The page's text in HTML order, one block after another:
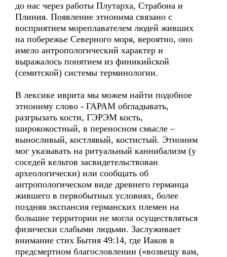
до нас через работы Плутарха, Страбона и
Плиния. Появление этнонима связано с
восприятием мореплавателем людей живших
на побережье Северного моря, вероятно, оно
имело антропологический характер и
выражалось понятием из финикийской
(семитской) системы терминологии.
В лексике иврита мы можем найти подобное
этнониму слово - ГАРАМ обгладывать,
разгрызать кости, ГЭРЭМ кость,
ширококостный, в переносном смысле –
выносливый, костлявый, костистый. Этноним
мог указывать на ритуальный каннибализм (у
соседей кельтов засвидетельствован
археологически) или сообщать об
антропологическом виде древнего германца
жившего в первобытных условиях, более
поздняя экспансия германских племен на
большие территории не могла осуществляться
физически слабыми людьми. Заслуживает
внимание стих Бытия 49:14, где Иаков в
предсмертном благословлении («возвещу вам,